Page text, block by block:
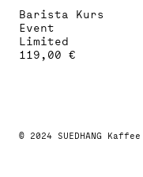
Barista Kurs
Event
Limited
119,00 €
auf.
© 2024 SUEDHANG Kaffee